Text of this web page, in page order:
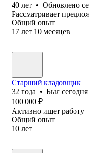
40 лет • Обновлено
Рассматривает
Общий опыт
17 лет 10 месяцев
Старший кладовщик
32 года • Был сегодня
100 000 ₽
Активно ищет работу
Общий опыт
10 лет